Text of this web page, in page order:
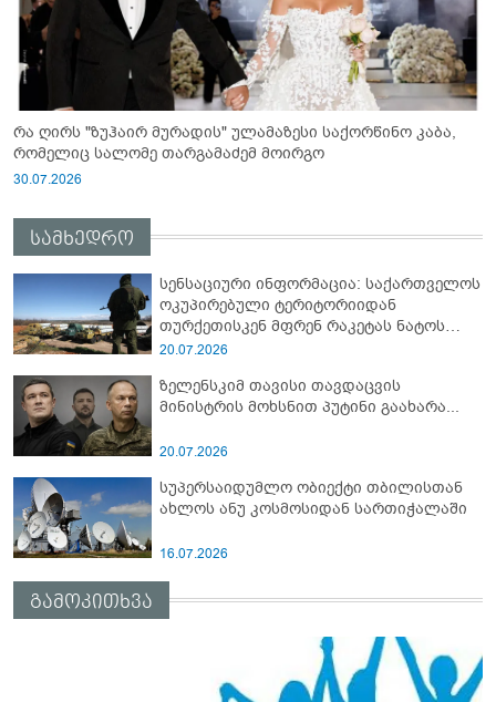
რა ღირს "ზუჰაირ მურადის" ულამაზესი საქორწინო კაბა,
რომელიც სალომე თარგამაძემ მოირგო
30.07.2026
სამხედრო
სენსაციური ინფორმაცია: საქართველოს
ოკუპირებული ტერიტორიიდან
თურქეთისკენ მფრენ რაკეტას ნატოს
სამიტი კინაღამ ჩაუშლია
20.07.2026
ზელენსკიმ თავისი თავდაცვის
მინისტრის მოხსნით პუტინი გაახარა...
20.07.2026
სუპერსაიდუმლო ობიექტი თბილისთან
ახლოს ანუ კოსმოსიდან სართიჭალაში
16.07.2026
გამოკითხვა